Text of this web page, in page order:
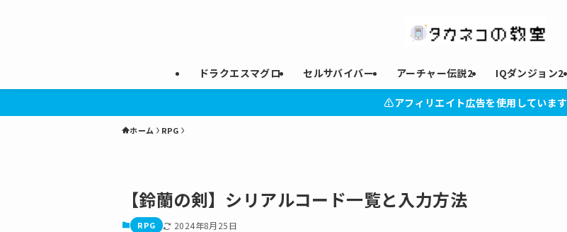
ドラクエスマグロ セルサバイバー アーチャー伝説2 IQダンジョン2
⚠︎アフィリエイト広告を使用しています
ホーム RPG
【鈴蘭の剣】シリアルコード一覧と入力方法
RPG 2024年8月25日